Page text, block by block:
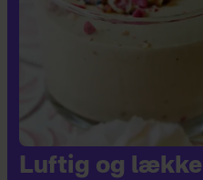
Luftig og